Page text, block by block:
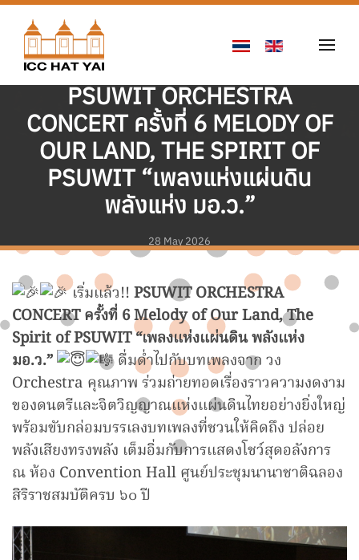
Skip to main content
PSUWIT ORCHESTRA
CONCERT ครั้งที่ 6 MELODY OF
OUR LAND, THE SPIRIT OF
PSUWIT “เพลงแห่งแผ่นดิน
พลังแห่ง มอ.ว.”
28 May 2026
เริ่มแล้ว!! PSUWIT ORCHESTRA
CONCERT ครั้งที่ 6 Melody of Our Land, The
Spirit of PSUWIT “เพลงแห่งแผ่นดิน พลังแห่ง
มอ.ว.”
ดื่มด่ำไปกับบทเพลงจาก วง
Orchestra คุณภาพ ร่วมถ่ายทอดเรื่องราวความงดงาม
ของดนตรีและจิตวิญญาณแห่งแผ่นดินไทยอย่างยิ่งใหญ่
พร้อมขับกล่อมบรรเลงบทเพลงที่ชวนให้คิดถึง ปล่อย
พลังเสียงทรงพลัง เต็มอิ่มกับการแสดงโชว์สุดอลังการ
ณ ห้อง Convention Hall ศูนย์ประชุมนานาชาติฉลอง
สิริราชสมบัติครบ ๖๐ ปี